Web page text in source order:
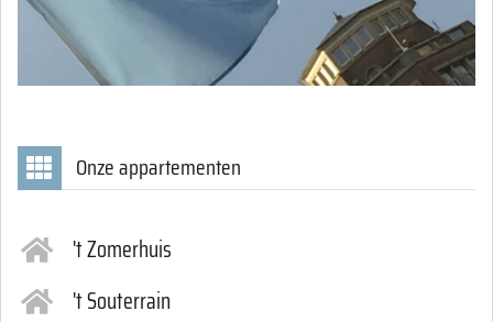
Onze appartementen
't Zomerhuis
't Souterrain